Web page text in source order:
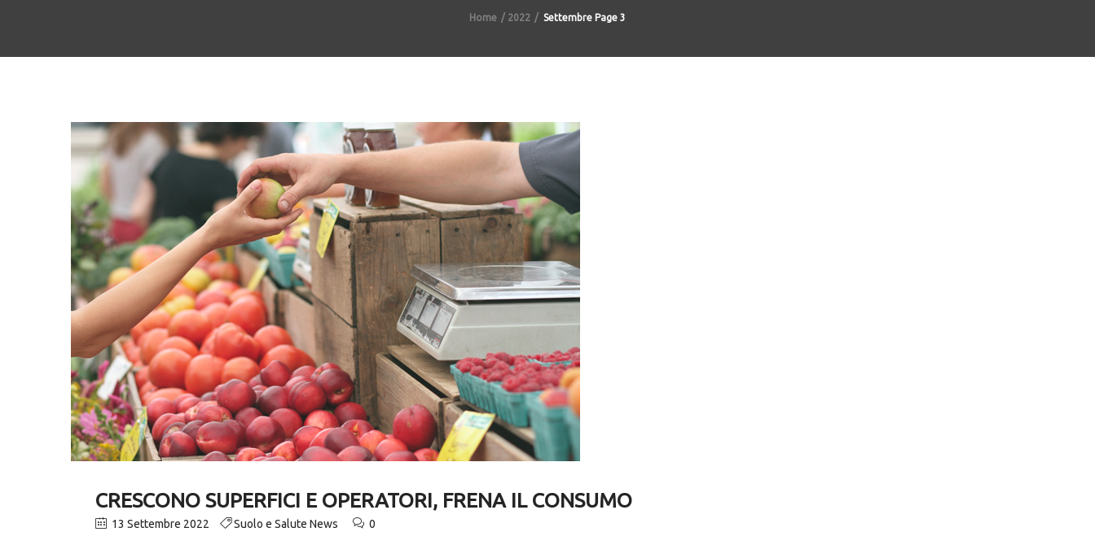
Home 2022 Settembre Page 3
CRESCONO SUPERFICI E OPERATORI, FRENA IL CONSUMO
13 Settembre 2022 Suolo e Salute News 0